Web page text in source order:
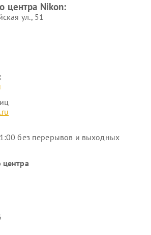
центра Nikon:
ул., 51
без перерывов и выходных
центра